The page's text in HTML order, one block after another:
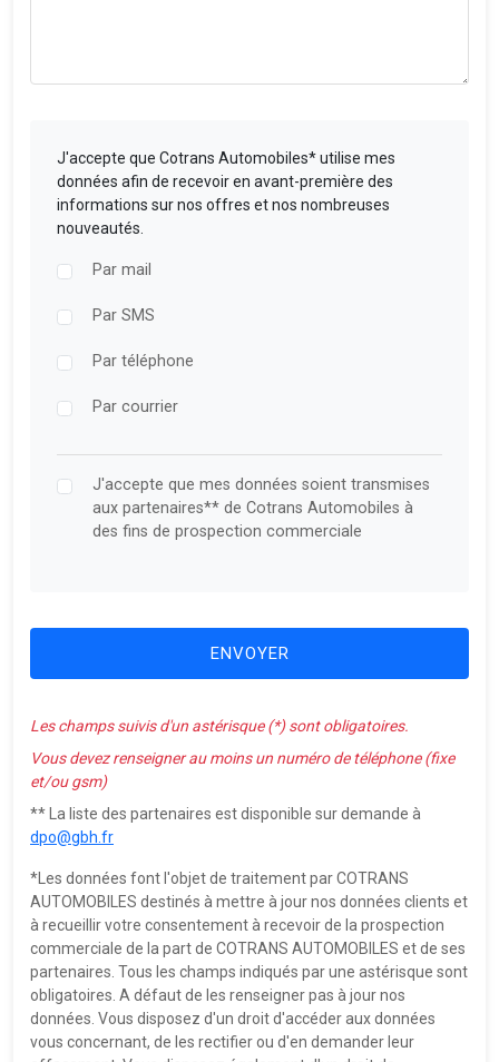
J'accepte que Cotrans Automobiles* utilise mes
données afin de recevoir en avant-première des
informations sur nos offres et nos nombreuses
nouveautés.
Par mail
Par SMS
Par téléphone
Par courrier
J'accepte que mes données soient transmises
aux partenaires** de Cotrans Automobiles à
des fins de prospection commerciale
ENVOYER
Les champs suivis d'un astérisque (*) sont obligatoires.
Vous devez renseigner au moins un numéro de téléphone (fixe
et/ou gsm)
** La liste des partenaires est disponible sur demande à
dpo@gbh.fr
*Les données font l'objet de traitement par COTRANS
AUTOMOBILES destinés à mettre à jour nos données clients et
à recueillir votre consentement à recevoir de la prospection
commerciale de la part de COTRANS AUTOMOBILES et de ses
partenaires. Tous les champs indiqués par une astérisque sont
obligatoires. A défaut de les renseigner pas à jour nos
données. Vous disposez d'un droit d'accéder aux données
vous concernant, de les rectifier ou d'en demander leur